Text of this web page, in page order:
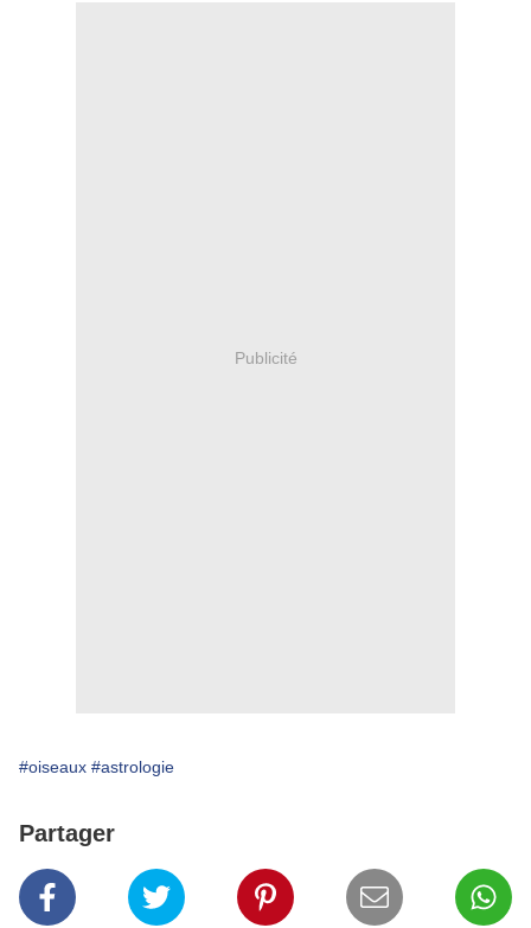
Publicité
#oiseaux #astrologie
Partager